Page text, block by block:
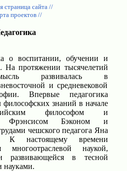
страница сайта //
проектов //
о воспитании, обучении и
На протяжении тысячелетий
мысль развивалась в
и средневековой
Впервые педагогика
знаний в начале
философом и
Фрэнсисом Бэконом и
чешского педагога Яна
К настоящему времени
многоотраслевой наукой,
развивающейся в тесной
науками.